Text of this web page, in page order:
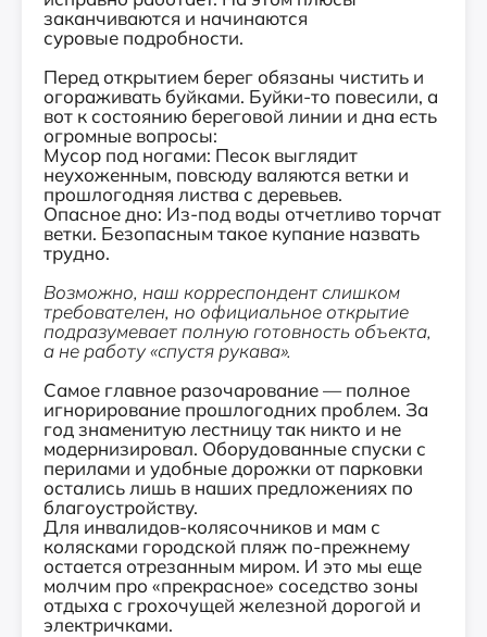
заканчиваются и начинаются
суровые подробности.
Перед открытием берег обязаны чистить и
огораживать буйками. Буйки-то повесили, а
вот к состоянию береговой линии и дна есть
огромные вопросы:
Мусор под ногами: Песок выглядит
неухоженным, повсюду валяются ветки и
прошлогодняя листва с деревьев.
Опасное дно: Из-под воды отчетливо торчат
ветки. Безопасным такое купание назвать
трудно.
Возможно, наш корреспондент слишком
требователен, но официальное открытие
подразумевает полную готовность объекта,
а не работу «спустя рукава».
Самое главное разочарование — полное
игнорирование прошлогодних проблем. За
год знаменитую лестницу так никто и не
модернизировал. Оборудованные спуски с
перилами и удобные дорожки от парковки
остались лишь в наших предложениях по
благоустройству.
Для инвалидов-колясочников и мам с
колясками городской пляж по-прежнему
остается отрезанным миром. И это мы еще
молчим про «прекрасное» соседство зоны
отдыха с грохочущей железной дорогой и
электричками.